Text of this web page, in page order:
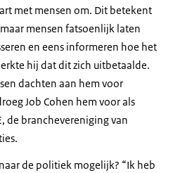
met mensen om. Dit betekent
mensen fatsoenlijk laten
en eens informeren hoe het
hij dat dit zich uitbetaalde.
dachten aan hem voor
Job Cohen hem voor als
de branchevereniging van
de politiek mogelijk? “Ik heb